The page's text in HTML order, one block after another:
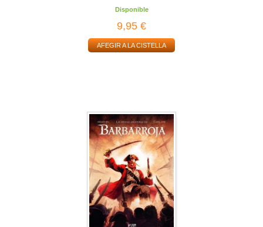
Disponible
9,95 €
AFEGIR A LA CISTELLA